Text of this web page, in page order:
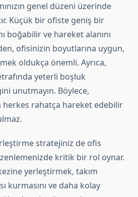
genel düzeni üzerinde
Küçük bir ofiste geniş bir
boğabilir ve hareket alanını
ofisinizin boyutlarına uygun,
oldukça önemli. Ayrıca,
yeterli boşluk
unutmayın. Böylece,
herkes rahatça hareket edebilir
stratejiniz de ofis
kritik bir rol oynar.
yerleştirmek, takım
kurmasını ve daha kolay